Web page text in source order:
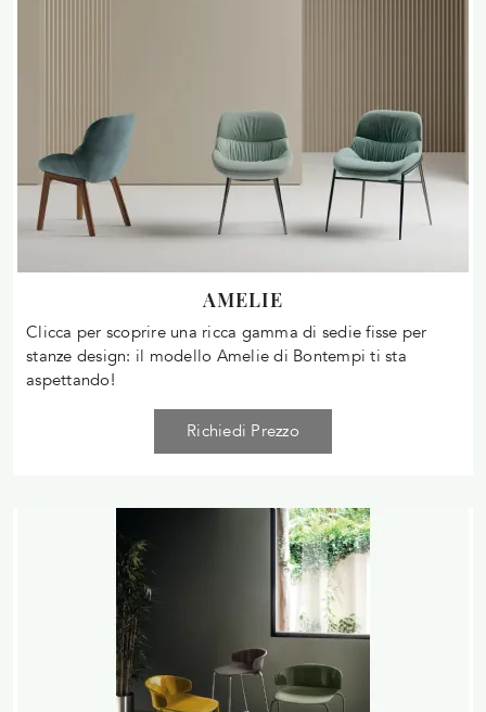
AMELIE
Clicca per scoprire una ricca gamma di sedie fisse per
stanze design: il modello Amelie di Bontempi ti sta
aspettando!
Richiedi Prezzo